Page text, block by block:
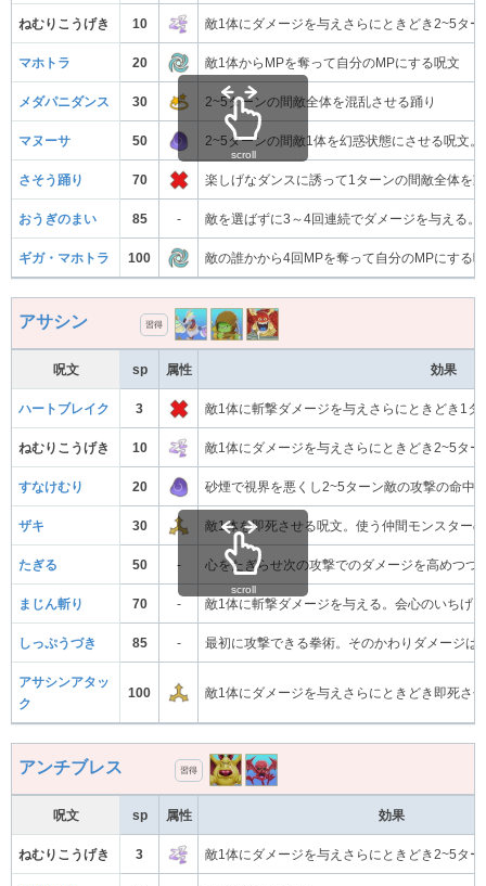
ねむりこうげき 10 敵1体にダメージを与えさらにときどき2~5ター
マホトラ 20 敵1体からMPを奪って自分のMPにする呪文
メダパニダンス 30 2~5ターンの間敵全体を混乱させる踊り
マヌーサ 50 2~5ターンの間敵1体を幻惑状態にさせる呪文
さそう踊り 70 楽しげなダンスに誘って1ターンの間敵全体を
おうぎのまい 85 - 敵を選ばずに3～4回連続でダメージを与える
ギガ・マホトラ 100 敵の誰かから4回MPを奪って自分のMPにする
scroll
アサシン 習得
呪文 sp 属性 効果
ハートブレイク 3 敵1体に斬撃ダメージを与えさらにときどき1タ
ねむりこうげき 10 敵1体にダメージを与えさらにときどき2~5ター
すなけむり 20 砂煙で視界を悪くし2~5ターン敵の攻撃の命中
ザキ 30 敵1体を即死させる呪文。使う仲間モンスター
たぎる 50 - 心をたぎらせ次の攻撃でのダメージを高めつつ
まじん斬り 70 - 敵1体に斬撃ダメージを与える。会心のいちげ
しっぷうづき 85 - 最初に攻撃できる拳術。そのかわりダメージは
アサシンアタッ
ク
100 敵1体にダメージを与えさらにときどき即死さ
scroll
アンチブレス 習得
呪文 sp 属性 効果
ねむりこうげき 3 敵1体にダメージを与えさらにときどき2~5ター